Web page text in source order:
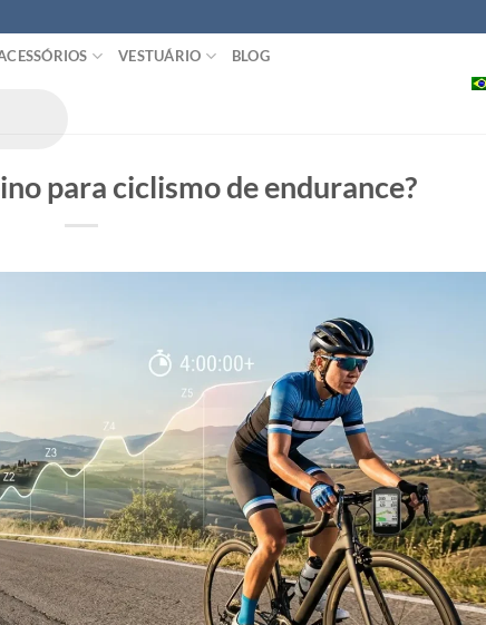
VESTUÁRIO BLOG
para ciclismo de endurance?